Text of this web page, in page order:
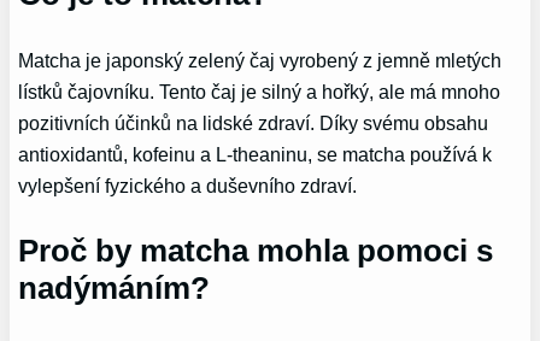
Matcha je japonský zelený čaj vyrobený z jemně mletých
lístků čajovníku. Tento čaj je silný a hořký, ale má mnoho
pozitivních účinků na lidské zdraví. Díky svému obsahu
antioxidantů, kofeinu a L-theaninu, se matcha používá k
vylepšení fyzického a duševního zdraví.
Proč by matcha mohla pomoci s
nadýmáním?